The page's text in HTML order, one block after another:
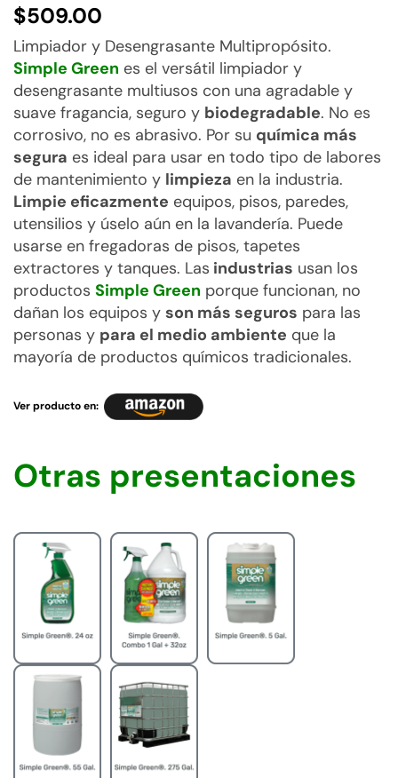
de 5 en
base a
valoració
n de un
cliente
$509.00
Limpiador y Desengrasante Multipropósito.
Simple Green es el versátil limpiador y
desengrasante multiusos con una agradable y
suave fragancia, seguro y biodegradable. No es
corrosivo, no es abrasivo. Por su química más
segura es ideal para usar en todo tipo de labores
de mantenimiento y limpieza en la industria.
Limpie eficazmente equipos, pisos, paredes,
utensilios y úselo aún en la lavandería. Puede
usarse en fregadoras de pisos, tapetes
extractores y tanques. Las industrias usan los
productos Simple Green porque funcionan, no
dañan los equipos y son más seguros para las
personas y para el medio ambiente que la
mayoría de productos químicos tradicionales.
Ver producto en:
Otras presentaciones